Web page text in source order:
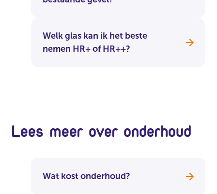
Welk glas kan ik het beste
nemen HR+ of HR++?
Lees meer over onderhoud
Wat kost onderhoud?